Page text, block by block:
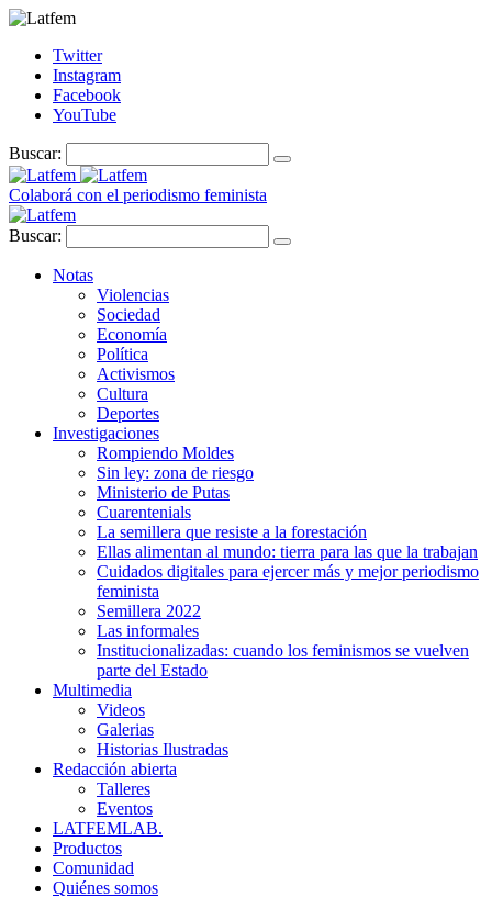
Twitter
Instagram
Facebook
YouTube
Buscar:
Colaborá con el periodismo feminista
Buscar:
Notas
Violencias
Sociedad
Economía
Política
Activismos
Cultura
Deportes
Investigaciones
Rompiendo Moldes
Sin ley: zona de riesgo
Ministerio de Putas
Cuarentenials
La semillera que resiste a la forestación
Ellas alimentan al mundo: tierra para las que la trabajan
Cuidados digitales para ejercer más y mejor periodismo
feminista
Semillera 2022
Las informales
Institucionalizadas: cuando los feminismos se vuelven
parte del Estado
Multimedia
Videos
Galerias
Historias Ilustradas
Redacción abierta
Talleres
Eventos
LATFEMLAB.
Productos
Comunidad
Quiénes somos